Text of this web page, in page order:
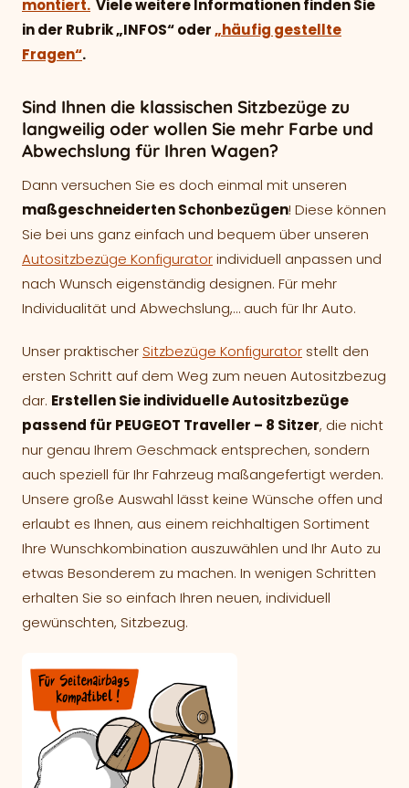
montiert. Viele weitere Informationen finden Sie
in der Rubrik „INFOS“ oder„häufig gestellte
Fragen“.
Sind Ihnen die klassischen Sitzbezüge zu
langweilig oder wollen Sie mehr Farbe und
Abwechslung für Ihren Wagen?
Dann versuchen Sie es doch einmal mit unseren
maßgeschneiderten Schonbezügen! Diese können
Sie bei uns ganz einfach und bequem über unseren
Autositzbezüge Konfiguratorindividuell anpassen und
nach Wunsch eigenständig designen. Für mehr
Individualität und Abwechslung,… auch für Ihr Auto.
Unser praktischer Sitzbezüge Konfigurator stellt den
ersten Schritt auf dem Weg zum neuen Autositzbezug
dar. Erstellen Sie individuelle Autositzbezüge
passend für PEUGEOT Traveller – 8 Sitzer, die nicht
nur genau Ihrem Geschmack entsprechen, sondern
auch speziell für Ihr Fahrzeug maßangefertigt werden.
Unsere große Auswahl lässt keine Wünsche offen und
erlaubt es Ihnen, aus einem reichhaltigen Sortiment
Ihre Wunschkombination auszuwählen und Ihr Auto zu
etwas Besonderem zu machen. In wenigen Schritten
erhalten Sie so einfach Ihren neuen, individuell
gewünschten, Sitzbezug.